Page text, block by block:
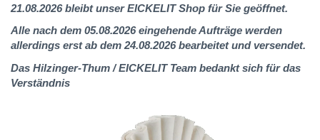
21.08.2026 bleibt unser EICKELIT Shop für Sie geöffnet.
Alle nach dem 05.08.2026 eingehende Aufträge werden
allerdings erst ab dem 24.08.2026 bearbeitet und versendet.
Das Hilzinger-Thum / EICKELIT Team bedankt sich für das
Verständnis